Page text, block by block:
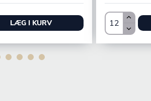
LÆG I KURV